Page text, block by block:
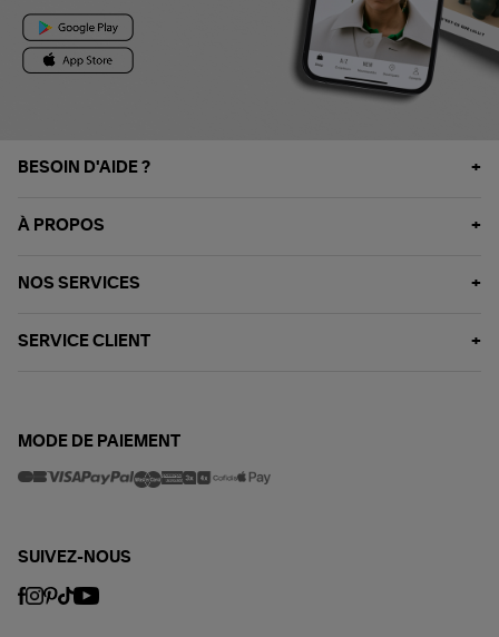
BESOIN D'AIDE ?
À PROPOS
NOS SERVICES
SERVICE CLIENT
MODE DE PAIEMENT
SUIVEZ-NOUS